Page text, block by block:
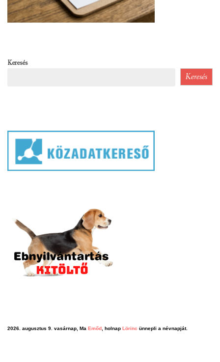
Keresés
Keresés
2026. augusztus 9. vasárnap, Ma Emőd , holnap Lörinc ünnepli a névnapját.